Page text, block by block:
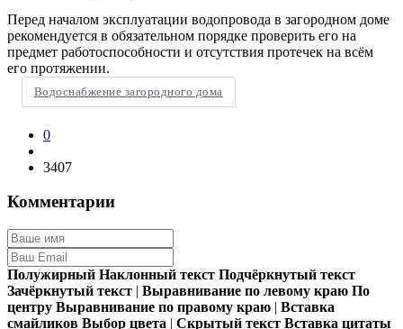
Перед началом эксплуатации водопровода в загородном доме
рекомендуется в обязательном порядке проверить его на
предмет работоспособности и отсутствия протечек на всём
его протяжении.
Водоснабжение загородного дома
0
3407
Комментарии
Полужирный Наклонный текст Подчёркнутый текст
Зачёркнутый текст | Выравнивание по левому краю По
центру Выравнивание по правому краю | Вставка
смайликов Выбор цвета | Скрытый текст Вставка цитаты